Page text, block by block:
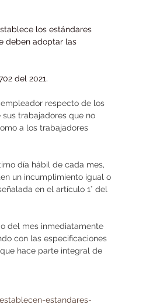
los estándares
deben adoptar las
del 2021.
respecto de los
trabajadores que no
a los trabajadores
día hábil de cada mes,
un incumplimiento igual o
en el artículo 1° del
del mes inmediatamente
con las especificaciones
hace parte integral de
estandares-